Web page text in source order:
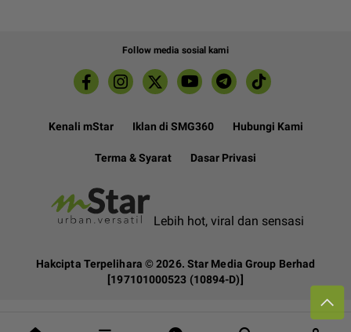
Follow media sosial kami
Kenali mStar Iklan di SMG360 Hubungi Kami
Terma & Syarat Dasar Privasi
Lebih hot, viral dan sensasi
Hakcipta Terpelihara ©2026. Star Media Group Berhad
[197101000523 (10894-D)]